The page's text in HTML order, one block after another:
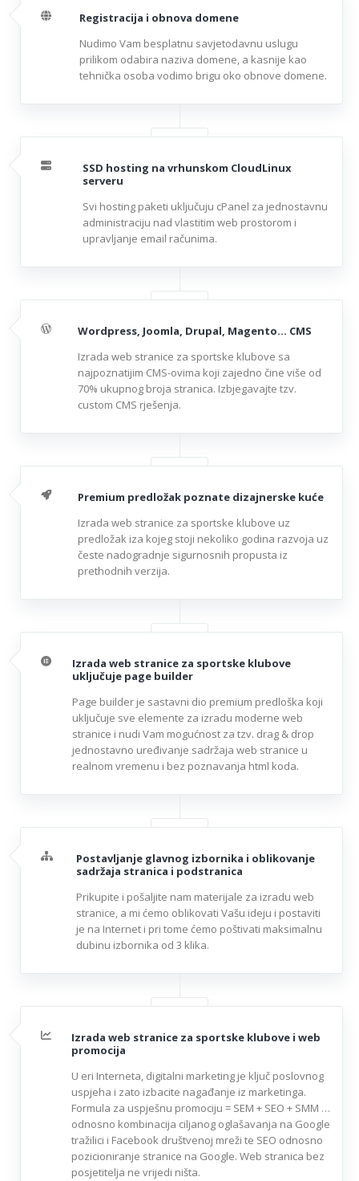
Registracija i obnova domene
Nudimo Vam besplatnu savjetodavnu uslugu
prilikom odabira naziva domene, a kasnije kao
tehnička osoba vodimo brigu oko obnove domene.
SSD hosting na vrhunskom CloudLinux
serveru
Svi hosting paketi uključuju cPanel za jednostavnu
administraciju nad vlastitim web prostorom i
upravljanje email računima.
Wordpress, Joomla, Drupal, Magento... CMS
Izrada web stranice za sportske klubove sa
najpoznatijim CMS-ovima koji zajedno čine više od
70% ukupnog broja stranica. Izbjegavajte tzv.
custom CMS rješenja.
Premium predložak poznate dizajnerske kuće
Izrada web stranice za sportske klubove uz
predložak iza kojeg stoji nekoliko godina razvoja uz
česte nadogradnje sigurnosnih propusta iz
prethodnih verzija.
Izrada web stranice za sportske klubove
uključuje page builder
Page builder je sastavni dio premium predloška koji
uključuje sve elemente za izradu moderne web
stranice i nudi Vam mogućnost za tzv. drag & drop
jednostavno uređivanje sadržaja web stranice u
realnom vremenu i bez poznavanja html koda.
Postavljanje glavnog izbornika i oblikovanje
sadržaja stranica i podstranica
Prikupite i pošaljite nam materijale za izradu web
stranice, a mi ćemo oblikovati Vašu ideju i postaviti
je na Internet i pri tome ćemo poštivati maksimalnu
dubinu izbornika od 3 klika.
Izrada web stranice za sportske klubove i web
promocija
U eri Interneta, digitalni marketing je ključ poslovnog
uspjeha i zato izbacite nagađanje iz marketinga.
Formula za uspješnu promociju = SEM + SEO + SMM …
odnosno kombinacija ciljanog oglašavanja na Google
tražilici i Facebook društvenoj mreži te SEO odnosno
pozicioniranje stranice na Google. Web stranica bez
posjetitelja ne vrijedi ništa.